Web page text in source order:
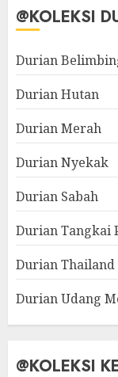
@KOLEKSI
Durian
Durian Hutan
Durian Merah
Durian Nyekak
Durian Sabah
Durian Tangkai
Durian Thailand
Durian Udang
@KOLEKSI